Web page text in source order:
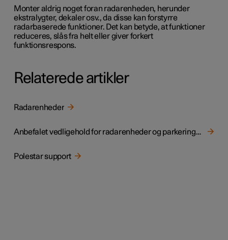
Monter aldrig noget foran radarenheden, herunder
ekstralygter, dekaler osv., da disse kan forstyrre
radarbaserede funktioner. Det kan betyde, at funktioner
reduceres, slås fra helt eller giver forkert
funktionsrespons.
Relaterede artikler
Radarenheder
Anbefalet vedligehold for radarenheder og parkeringssensorer
Polestar support